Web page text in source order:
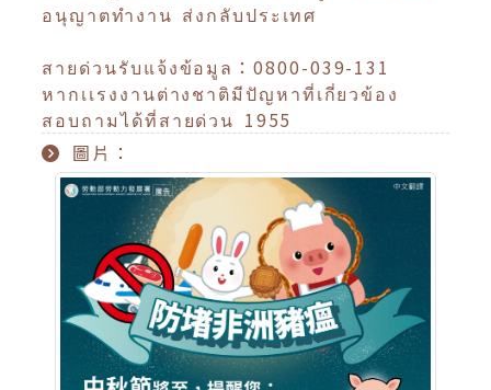
อนุญาตทำงาน ส่งกลับประเทศ
สายด่วนรับแจ้งข้อมูล：0800-039-131
หากเเรงงานต่างชาติมีปัญหาที่เกี่ยวข้อง
สอบถามได้ที่สายด่วน 1955
圖片：